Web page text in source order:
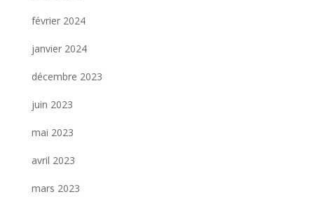
février 2024
janvier 2024
décembre 2023
juin 2023
mai 2023
avril 2023
mars 2023